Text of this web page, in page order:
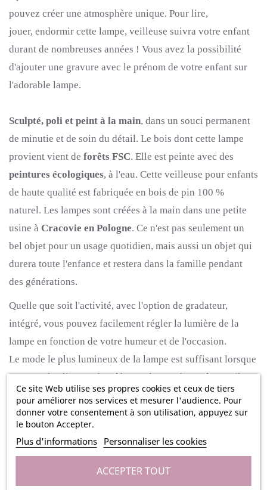
Ce site Web utilise ses propres cookies et ceux de tiers
pour améliorer nos services et mesurer l'audience. Pour
donner votre consentement à son utilisation, appuyez sur
le bouton Accepter.
Plus d'informations Personnaliser les cookies
ACCEPTER TOUT
pouvez créer une atmosphère unique. Pour lire,
jouer, endormir cette lampe, veilleuse suivra votre enfant
durant de nombreuses années ! Vous avez la possibilité
d'ajouter une gravure avec le prénom de votre enfant sur
l'adorable lampe.
Sculpté, poli et peint à la main, dans un souci permanent
de minutie et de soin du détail. Le bois dont cette lampe
provient vient de forêts FSC. Elle est peinte avec des
peintures écologiques, à l'eau. Cette veilleuse pour enfants
de haute qualité est fabriquée en bois de pin 100 %
naturel. Les lampes sont créées à la main dans une petite
usine à Cracovie en Pologne. Ce n'est pas seulement un
bel objet pour un usage quotidien, mais aussi un objet qui
durera toute l'enfance et restera dans la famille pendant
des générations.
Quelle que soit l'activité, avec l'option de gradateur,
intégré, vous pouvez facilement régler la lumière de la
lampe en fonction de votre humeur et de l'occasion.
Le mode le plus lumineux de la lampe est suffisant lorsque
vous voulez lire pendant l'heure du coucher et lorsqu'il est
atténué, la lumière de la lampe est suffisamment douce
pour que la veilleuse reste allumée toute la nuit.Grâce à la
technologie LED, votre enfant peut dormir en toute
sécurité avec en toute sécurité avec sa villeuse
Les lampes ne chauffent pas et consomment peu
d'énergie.En un clic, la lampe peut être réglée pour